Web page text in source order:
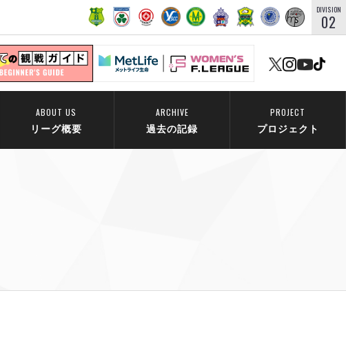
DIVISION
02
ABOUT US
リーグ概要
ARCHIVE
過去の記録
PROJECT
プロジェクト